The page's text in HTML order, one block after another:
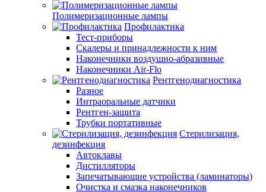
Полимеризационные лампы
Профилактика
Тест-приборы
Скалеры и принадлежности к ним
Наконечники воздушно-абразивные
Наконечники Air-Flo
Рентгенодиагностика
Разное
Интраоральные датчики
Рентген-защита
Трубки портативные
Стерилизация,
дезинфекция
Автоклавы
Дистилляторы
Запечатывающие устройства (ламинаторы)
Очистка и смазка наконечников